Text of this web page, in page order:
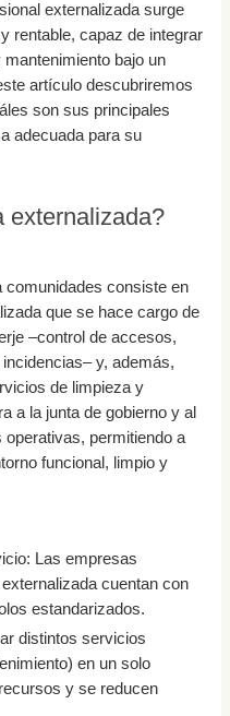
externalizada surge
rentable, capaz de integrar
bajo un
artículo descubriremos
son sus principales
adecuada para su
externalizada?
comunidades consiste en
que se hace cargo de
–control de accesos,
y, además,
de limpieza y
a la junta de gobierno y al
permitiendo a
funcional, limpio y
Las empresas
cuentan con
estandarizados.
distintos servicios
en un solo
y se reducen